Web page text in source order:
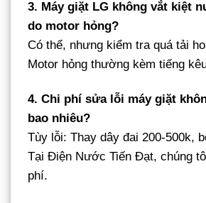
3. Máy giặt LG không vắt kiệt
do motor hỏng?
Có thể, nhưng kiểm tra quá tải
Motor hỏng thường kèm tiếng
4. Chi phí sửa lỗi máy giặt
bao nhiêu?
Tùy lỗi: Thay dây đai 200-500k,
Tại Điện Nước Tiến Đạt, chúng
phí.